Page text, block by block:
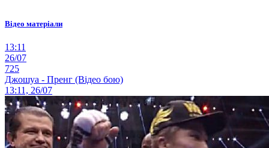
Відео матеріали
13:11
26/07
725
Джошуа - Пренг (Відео бою)
13:11, 26/07